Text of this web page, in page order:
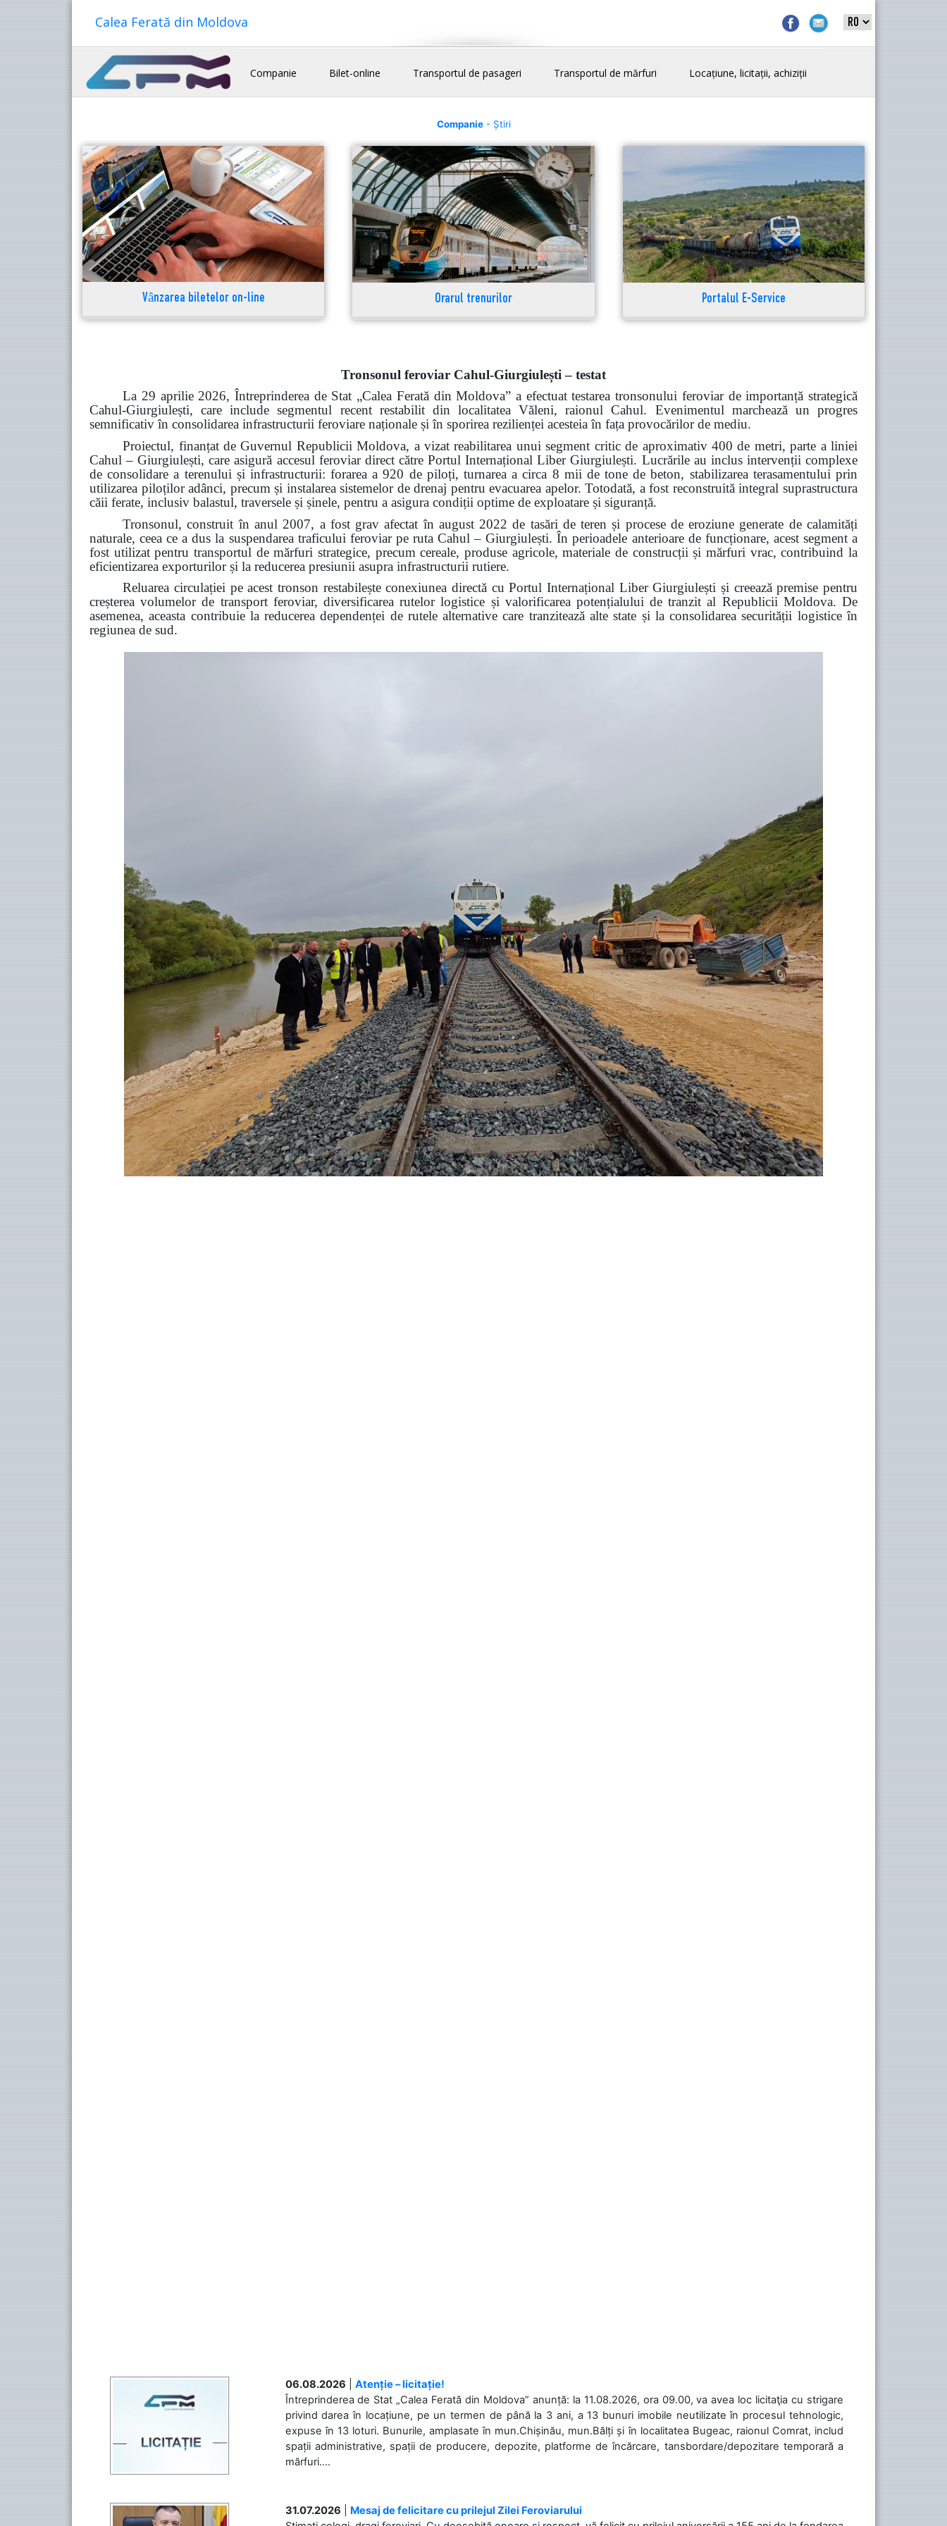
Calea Ferată din Moldova
Companie Bilet-online Transportul de pasageri Transportul de mărfuri Locațiune, licitații, achiziții
Companie- Știri
Vânzarea biletelor on-line Orarul trenurilor Portalul E-Service
Tronsonul feroviar Cahul-Giurgiulești – testat
La 29 aprilie 2026, Întreprinderea de Stat „Calea Ferată din Moldova” a efectuat testarea tronsonului feroviar de importanță strategică
Cahul-Giurgiulești, care include segmentul recent restabilit din localitatea Văleni, raionul Cahul. Evenimentul marchează un progres
semnificativ în consolidarea infrastructurii feroviare naționale și în sporirea rezilienței acesteia în fața provocărilor de mediu.
Proiectul, finanțat de Guvernul Republicii Moldova, a vizat reabilitarea unui segment critic de aproximativ 400 de metri, parte a liniei
Cahul – Giurgiulești, care asigură accesul feroviar direct către Portul Internațional Liber Giurgiulești. Lucrările au inclus intervenții complexe
de consolidare a terenului și infrastructurii: forarea a 920 de piloți, turnarea a circa 8 mii de tone de beton, stabilizarea terasamentului prin
utilizarea piloților adânci, precum și instalarea sistemelor de drenaj pentru evacuarea apelor. Totodată, a fost reconstruită integral suprastructura
căii ferate, inclusiv balastul, traversele și șinele, pentru a asigura condiții optime de exploatare și siguranță.
Tronsonul, construit în anul 2007, a fost grav afectat în august 2022 de tasări de teren și procese de eroziune generate de calamități
naturale, ceea ce a dus la suspendarea traficului feroviar pe ruta Cahul – Giurgiulești. În perioadele anterioare de funcționare, acest segment a
fost utilizat pentru transportul de mărfuri strategice, precum cereale, produse agricole, materiale de construcții și mărfuri vrac, contribuind la
eficientizarea exporturilor și la reducerea presiunii asupra infrastructurii rutiere.
Reluarea circulației pe acest tronson restabilește conexiunea directă cu Portul Internațional Liber Giurgiulești și creează premise pentru
creșterea volumelor de transport feroviar, diversificarea rutelor logistice și valorificarea potențialului de tranzit al Republicii Moldova. De
asemenea, aceasta contribuie la reducerea dependenței de rutele alternative care tranzitează alte state și la consolidarea securității logistice în
regiunea de sud.
06.08.2026
Atenție – licitație!
Întreprinderea de Stat „Calea Ferată din Moldova” anunță: la 11.08.2026, ora 09.00, va avea loc licitaţia cu strigare
privind darea în locațiune, pe un termen de până la 3 ani, a 13 bunuri imobile neutilizate în procesul tehnologic,
expuse în 13 loturi. Bunurile, amplasate în mun.Chișinău, mun.Bălți și în localitatea Bugeac, raionul Comrat, includ
spații administrative, spații de producere, depozite, platforme de încărcare, tansbordare/depozitare temporară a
mărfuri....
31.07.2026
Mesaj de felicitare cu prilejul Zilei Feroviarului